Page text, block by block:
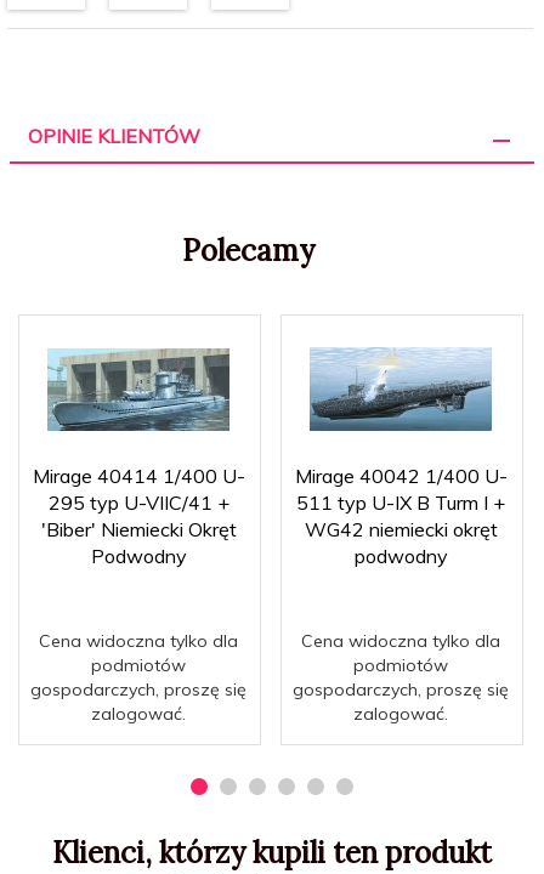
OPINIE KLIENTÓW
Polecamy
Mirage 40414 1/400 U-
295 typ U-VIIC/41 +
'Biber' Niemiecki Okręt
Podwodny
Cena widoczna tylko dla
podmiotów
gospodarczych, proszę się
zalogować.
Mirage 40042 1/400 U-
511 typ U-IX B Turm I +
WG42 niemiecki okręt
podwodny
Cena widoczna tylko dla
podmiotów
gospodarczych, proszę się
zalogować.
Klienci, którzy kupili ten produkt